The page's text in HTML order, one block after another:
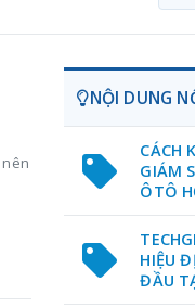
NỘI DUNG
CÁCH
GIÁM
ÔTÔ
HIỆU
ĐẦU